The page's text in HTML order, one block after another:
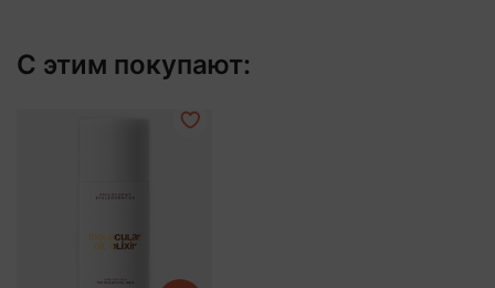
С этим покупают: